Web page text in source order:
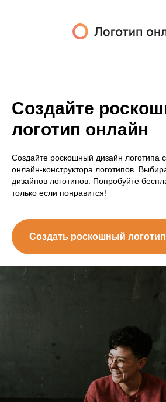
Создайте
логотип онлайн
Создайте роскошный дизайн
онлайн-конструктора логотипов.
дизайнов логотипов. Попробуйте
только если понравится!
Создать роскошный логотип